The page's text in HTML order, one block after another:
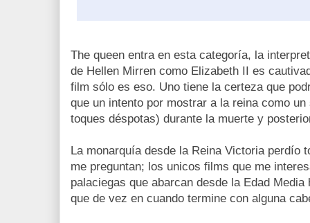
The queen entra en esta categoría, la
de Hellen Mirren como Elizabeth II es
film sólo es eso. Uno tiene la certeza que
que un intento por mostrar a la reina como
toques déspotas) durante la muerte y
La monarquía desde la Reina Victoria perdío
me preguntan; los unicos films que me
palaciegas que abarcan desde la Edad
que de vez en cuando termine con alguna